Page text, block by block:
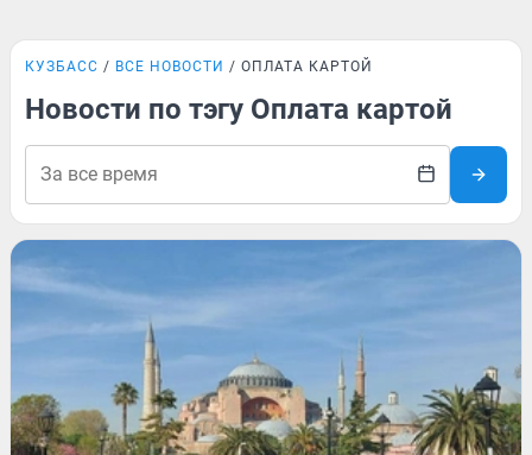
КУЗБАСС ВСЕ НОВОСТИ ОПЛАТА КАРТОЙ
Новости по тэгу Оплата картой